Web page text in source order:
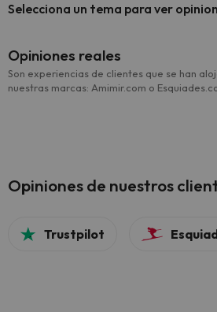
Selecciona un tema para ver
Opiniones reales
Son experiencias de clientes que se han
nuestras marcas: Amimir.com o
Opiniones de nuestros
Trustpilot